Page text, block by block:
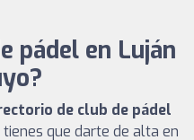
pádel en Luján
de club de pádel
que darte de alta en